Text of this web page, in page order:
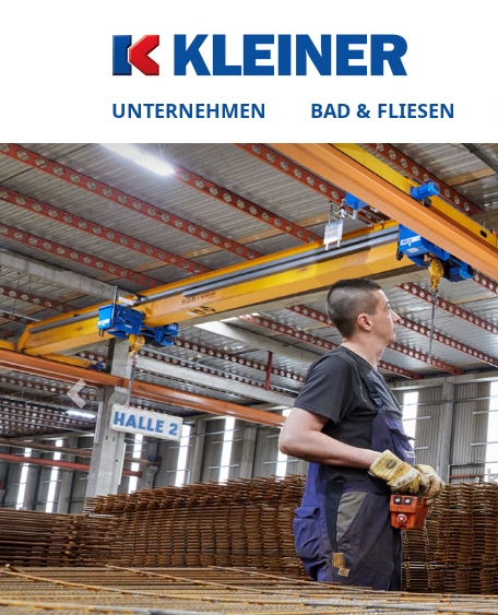
UNTERNEHMEN BAD & FLIESEN
Zurück